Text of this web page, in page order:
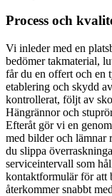
Process och
Vi inleder med en
bedömer takmaterial,
får du en offert och en
etablering och skydd
kontrollerat, följt av
Hängrännor och
Efteråt gör vi en
med bilder och lämnar
du slippa
serviceintervall som
kontaktformulär för att
återkommer snabbt